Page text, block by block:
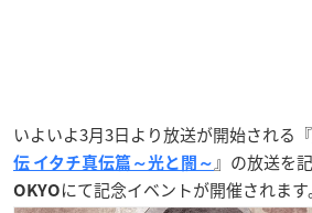
いよいよ3月3日より放送が開始される『
伝 イタチ真伝篇～光と闇～』の放送を記
OKYO にて記念イベントが開催されます